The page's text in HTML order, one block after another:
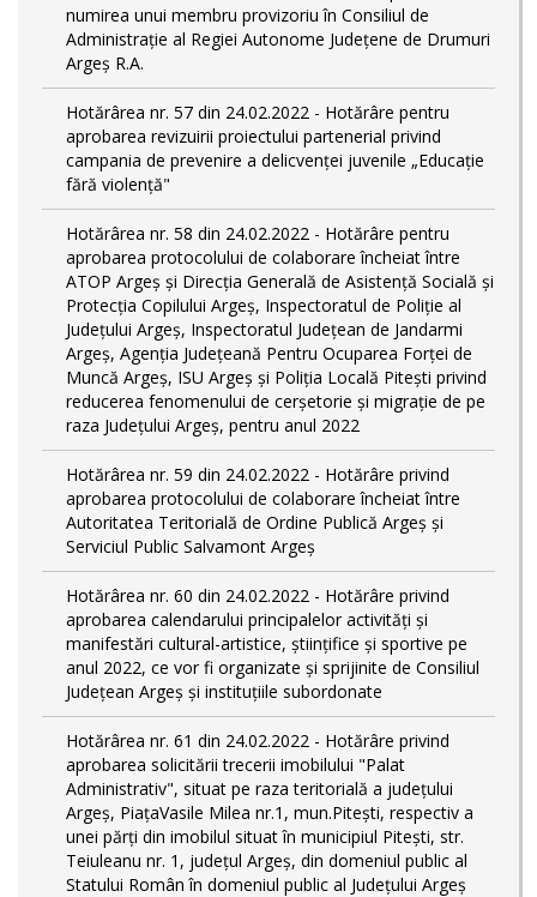
numirea unui membru provizoriu în Consiliul de
Administrație al Regiei Autonome Județene de Drumuri
Argeș R.A.
Hotărârea nr. 57 din 24.02.2022 - Hotărâre pentru
aprobarea revizuirii proiectului partenerial privind
campania de prevenire a delicvenței juvenile „Educație
fără violență"
Hotărârea nr. 58 din 24.02.2022 - Hotărâre pentru
aprobarea protocolului de colaborare încheiat între
ATOP Argeş şi Direcţia Generală de Asistenţă Socială şi
Protecţia Copilului Argeş, Inspectoratul de Poliţie al
Judeţului Argeş, Inspectoratul Judeţean de Jandarmi
Argeş, Agenţia Judeţeană Pentru Ocuparea Forţei de
Muncă Argeş, ISU Argeş şi Poliţia Locală Piteşti privind
reducerea fenomenului de cerşetorie şi migraţie de pe
raza Judeţului Argeş, pentru anul 2022
Hotărârea nr. 59 din 24.02.2022 - Hotărâre privind
aprobarea protocolului de colaborare încheiat între
Autoritatea Teritorială de Ordine Publică Argeş şi
Serviciul Public Salvamont Argeș
Hotărârea nr. 60 din 24.02.2022 - Hotărâre privind
aprobarea calendarului principalelor activități și
manifestări cultural-artistice, științifice și sportive pe
anul 2022, ce vor fi organizate și sprijinite de Consiliul
Județean Argeș și instituțiile subordonate
Hotărârea nr. 61 din 24.02.2022 - Hotărâre privind
aprobarea solicitării trecerii imobilului "Palat
Administrativ", situat pe raza teritorială a județului
Argeș, PiațaVasile Milea nr.1, mun.Pitești, respectiv a
unei părți din imobilul situat în municipiul Piteşti, str.
Teiuleanu nr. 1, judeţul Argeş, din domeniul public al
Statului Român în domeniul public al Județului Argeș